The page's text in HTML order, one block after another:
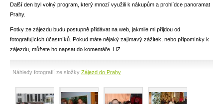
Další den byl volný program, který mnozí využili k nákupům a prohlídce panoramat
Prahy.
Fotky ze zájezdu budu postupně přidávat na web, jakmile mi přijdou od
fotografujících účastníků. Pokud máte nějaký zajímavý zážitek, nebo připomínky k
zájezdu, můžete ho napsat do komentáře. HZ.
Náhledy fotografií ze složky Zájezd do Prahy